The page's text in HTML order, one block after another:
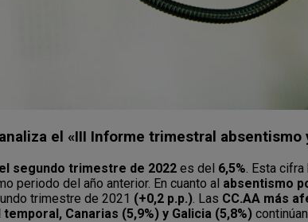
el «III Informe trimestral absentismo
segundo trimestre de 2022 es del 6,5% . Esta
periodo del año anterior. En cuanto al absentismo
trimestre de 2021 (+0,2 p.p.) . Las CC.AA más
Canarias (5,9%) y Galicia (5,8%)